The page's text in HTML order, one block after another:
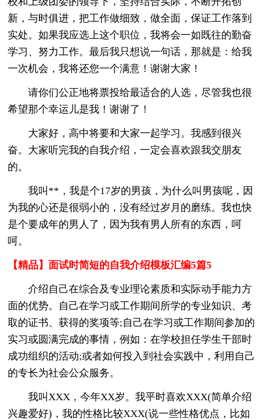
新，与时俱进，把工作做细致，做全面，保证工作落到
实处。如果我应选上这个职位，我将会一如既往的勤奋
学习、努力工作。最后我只想说一句话，那就是：给我
一次机会，我将还您一个满意！谢谢大家！
请你们公正地将票投给最适合的人选，尽管我也很
希望那个幸运儿是我！谢谢了！
大家好，高中将要和大家一起学习。我感到很兴
奋。大家听完我的自我介绍，一定会喜欢跟我交朋友
的。
我叫**，我是个17岁的男孩，为什么叫男孩呢，因
为我的心还是很弱小的，没有经过岁月的磨练。我也快
是个要成年的男人了，因为我有男人所有的东西，呵
呵。
【精品】面试时简短的自我介绍模板汇编5篇5
介绍自己在综合及专业理论素质和实际动手能力方
面的优势。自己在学习或工作期间所学的专业知识、考
取的证书、获得的奖项等;自己在学习或工作期间参加的
实习或圆满完成的事情，例如：在学校担任学生干部时
成功组织的活动;或者如何投入到社会实践中，利用自己
的专长为社会公众服务。
我叫XXX，今年XX岁。我平时喜欢XXX(简单介绍
兴趣爱好)，我的性格比较XXX(说一些性格优点，比如